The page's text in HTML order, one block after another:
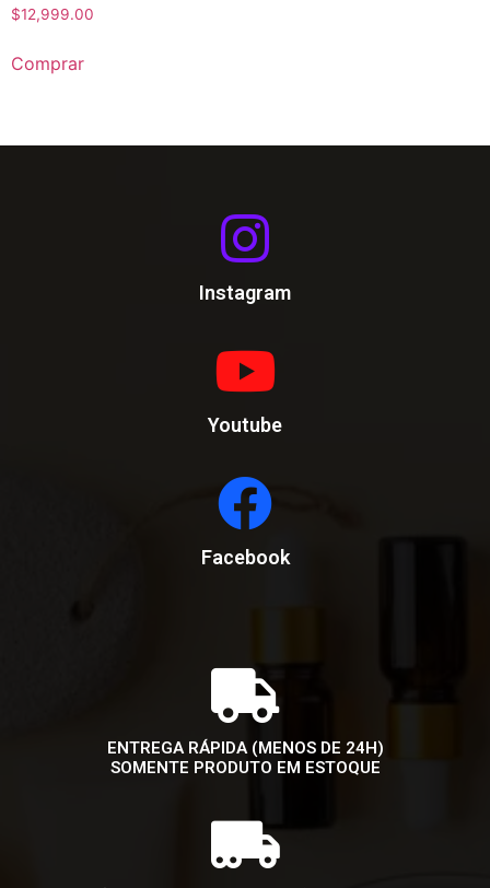
$12,999.00
Comprar
Instagram
Youtube
Facebook
ENTREGA RÁPIDA (MENOS DE 24H)
SOMENTE PRODUTO EM ESTOQUE